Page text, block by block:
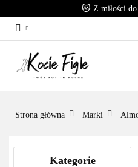
😻 Z miłości
Strona główna Marki
Kategorie